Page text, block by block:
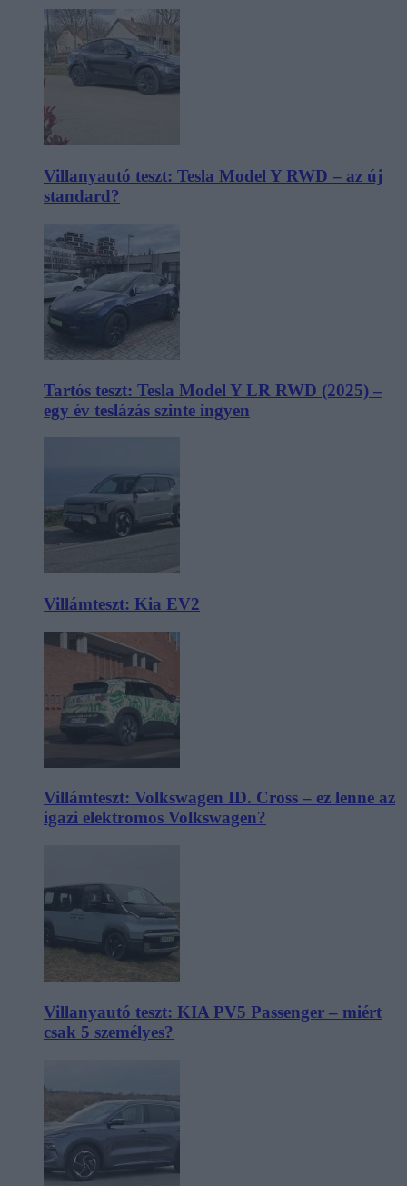
Villanyautó teszt: Tesla Model Y RWD – az új
standard?
Tartós teszt: Tesla Model Y LR RWD (2025) –
egy év teslázás szinte ingyen
Villámteszt: Kia EV2
Villámteszt: Volkswagen ID. Cross – ez lenne az
igazi elektromos Volkswagen?
Villanyautó teszt: KIA PV5 Passenger – miért
csak 5 személyes?